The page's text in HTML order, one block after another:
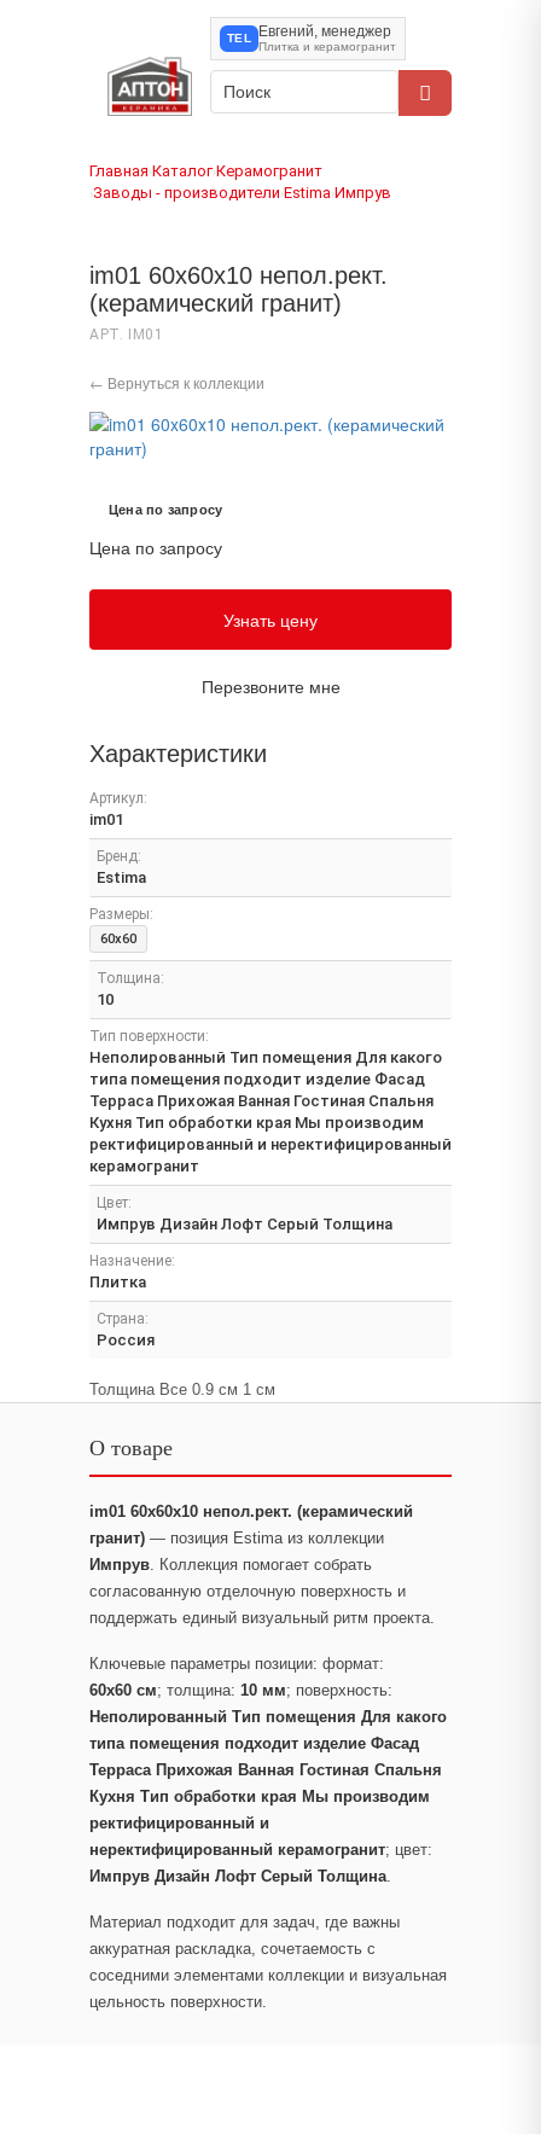
TEL
Евгений, менеджер
Плитка и керамогранит
Главная›Каталог›Керамогранит
›Заводы - производители›Estima›Импрув
im01 60x60x10 непол.рект.
(керамический гранит)
АРТ. IM01
← Вернуться к коллекции
Цена по запросу
Цена по запросу
Узнать цену
Перезвоните мне
Характеристики
Артикул:
im01
Бренд:
Estima
Размеры:
60x60
Толщина:
10
Тип поверхности:
Неполированный Тип помещения Для какого
типа помещения подходит изделие Фасад
Терраса Прихожая Ванная Гостиная Спальня
Кухня Тип обработки края Мы производим
ректифицированный и неректифицированный
керамогранит
Цвет:
Импрув Дизайн Лофт Серый Толщина
Назначение:
Плитка
Страна:
Россия
Толщина Все 0.9 см 1 см
О товаре
im01 60x60x10 непол.рект. (керамический
гранит) — позиция Estima из коллекции
Импрув. Коллекция помогает собрать
согласованную отделочную поверхность и
поддержать единый визуальный ритм проекта.
Ключевые параметры позиции: формат:
60x60 см; толщина: 10 мм; поверхность:
Неполированный Тип помещения Для какого
типа помещения подходит изделие Фасад
Терраса Прихожая Ванная Гостиная Спальня
Кухня Тип обработки края Мы производим
ректифицированный и
неректифицированный керамогранит; цвет:
Импрув Дизайн Лофт Серый Толщина.
Материал подходит для задач, где важны
аккуратная раскладка, сочетаемость с
соседними элементами коллекции и визуальная
цельность поверхности.